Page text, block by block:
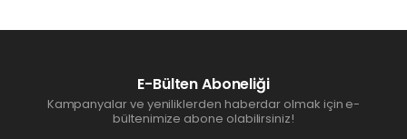
E-Bülten Aboneliği
Kampanyalar ve yeniliklerden haberdar olmak için e-
bültenimize abone olabilirsiniz!